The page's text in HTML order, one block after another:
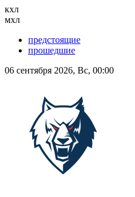
кхл
мхл
предстоящие
прошедшие
06 сентября 2026, Вс, 00:00